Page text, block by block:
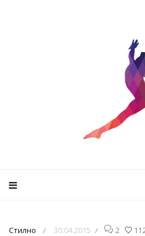
Стилно / 30.04.2015 / 2